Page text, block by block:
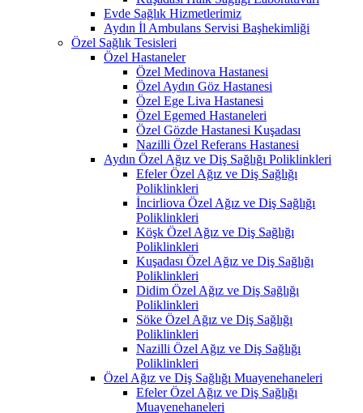
Evde Sağlık Hizmetlerimiz
Aydın İl Ambulans Servisi Başhekimliği
Özel Sağlık Tesisleri
Özel Hastaneler
Özel Medinova Hastanesi
Özel Aydın Göz Hastanesi
Özel Ege Liva Hastanesi
Özel Egemed Hastaneleri
Özel Gözde Hastanesi Kuşadası
Nazilli Özel Referans Hastanesi
Aydın Özel Ağız ve Diş Sağlığı Poliklinkleri
Efeler Özel Ağız ve Diş Sağlığı
Poliklinkleri
İncirliova Özel Ağız ve Diş Sağlığı
Poliklinkleri
Köşk Özel Ağız ve Diş Sağlığı
Poliklinkleri
Kuşadası Özel Ağız ve Diş Sağlığı
Poliklinkleri
Didim Özel Ağız ve Diş Sağlığı
Poliklinkleri
Söke Özel Ağız ve Diş Sağlığı
Poliklinkleri
Nazilli Özel Ağız ve Diş Sağlığı
Poliklinkleri
Özel Ağız ve Diş Sağlığı Muayenehaneleri
Efeler Özel Ağız ve Diş Sağlığı
Muayenehaneleri